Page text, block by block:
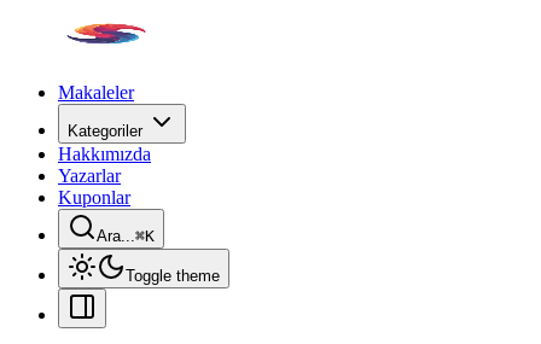
Makaleler
Kategoriler
Hakkımızda
Yazarlar
Kuponlar
Ara...⌘K
Toggle theme